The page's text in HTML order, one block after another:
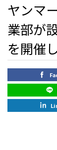
ヤンマ
業部が
を開催